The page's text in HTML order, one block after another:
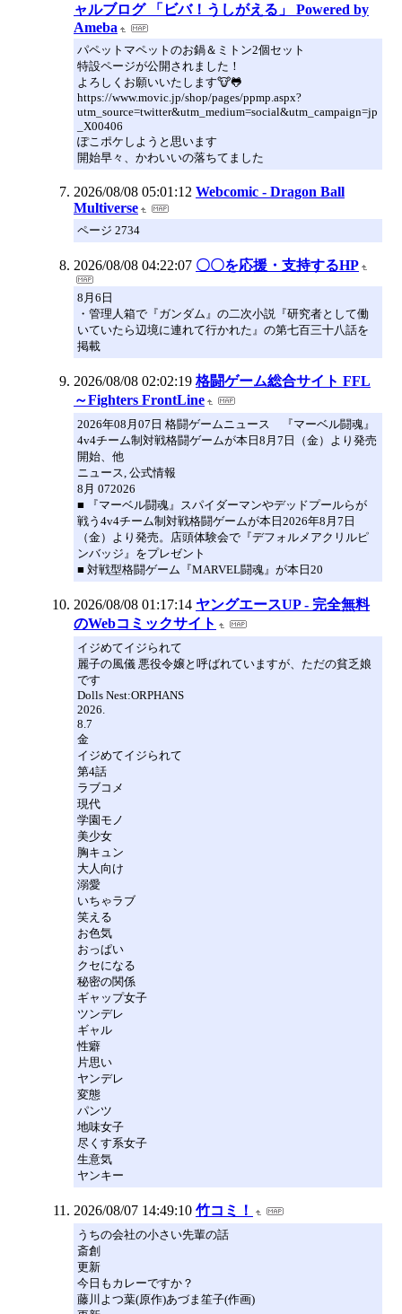
ャルブログ 「ビバ！うしがえる」 Powered by
Ameba
パペットマペットのお鍋＆ミトン2個セット
特設ページが公開されました！
よろしくお願いいたします🐮🐸
https://www.movic.jp/shop/pages/ppmp.aspx?
utm_source=twitter&utm_medium=social&utm_campaign=jp
_X00406
ぽこポケしようと思います
開始早々、かわいいの落ちてました
2026/08/08 05:01:12 Webcomic - Dragon Ball
Multiverse
ページ 2734
2026/08/08 04:22:07 〇〇を応援・支持するHP
8月6日
・管理人箱で『ガンダム』の二次小説『研究者として働
いていたら辺境に連れて行かれた』の第七百三十八話を
掲載
2026/08/08 02:02:19 格闘ゲーム総合サイト FFL
～Fighters FrontLine
2026年08月07日 格闘ゲームニュース 『マーベル闘魂』
4v4チーム制対戦格闘ゲームが本日8月7日（金）より発売
開始、他
ニュース, 公式情報
8月 072026
■ 『マーベル闘魂』スパイダーマンやデッドプールらが
戦う4v4チーム制対戦格闘ゲームが本日2026年8月7日
（金）より発売。店頭体験会で『デフォルメアクリルピ
ンバッジ』をプレゼント
■ 対戦型格闘ゲーム『MARVEL闘魂』が本日20
2026/08/08 01:17:14 ヤングエースUP - 完全無料
のWebコミックサイト
イジめてイジられて
麗子の風儀 悪役令嬢と呼ばれていますが、ただの貧乏娘
です
Dolls Nest:ORPHANS
2026.
8.7
金
イジめてイジられて
第4話
ラブコメ
現代
学園モノ
美少女
胸キュン
大人向け
溺愛
いちゃラブ
笑える
お色気
おっぱい
クセになる
秘密の関係
ギャップ女子
ツンデレ
ギャル
性癖
片思い
ヤンデレ
変態
パンツ
地味女子
尽くす系女子
生意気
ヤンキー
2026/08/07 14:49:10 竹コミ！
うちの会社の小さい先輩の話
斎創
更新
今日もカレーですか？
藤川よつ葉(原作)あづま笙子(作画)